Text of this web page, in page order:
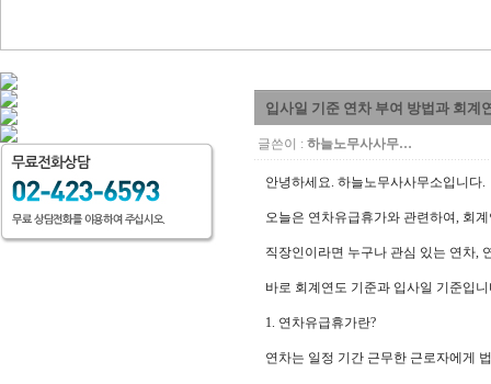
입사일 기준 연차 부여 방법과 회계
글쓴이 : 하늘노무사사무…
안녕하세요. 하늘노무사사무소입니다.
오늘은 연차유급휴가와 관련하여, 회
직장인이라면 누구나 관심 있는 연차,
바로 회계연도 기준과 입사일 기준입니
1. 연차유급휴가란?
연차는 일정 기간 근무한 근로자에게